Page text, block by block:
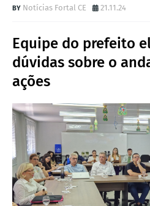
Notícias Fortal CE 21.11.24
Equipe do prefeito
dúvidas sobre o
ações